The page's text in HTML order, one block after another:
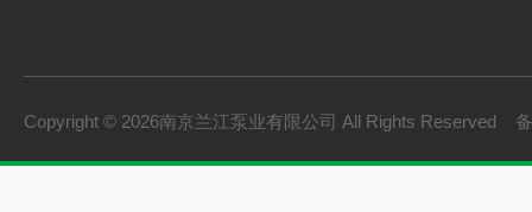
Copyright © 2026南京兰江泵业有限公司 All Rights Reserved